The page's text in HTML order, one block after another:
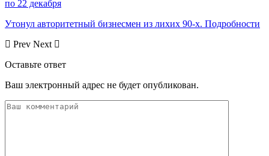
по 22 декабря
Утонул авторитетный бизнесмен из лихих 90-х. Подробности
Prev Next
Оставьте ответ
Ваш электронный адрес не будет опубликован.